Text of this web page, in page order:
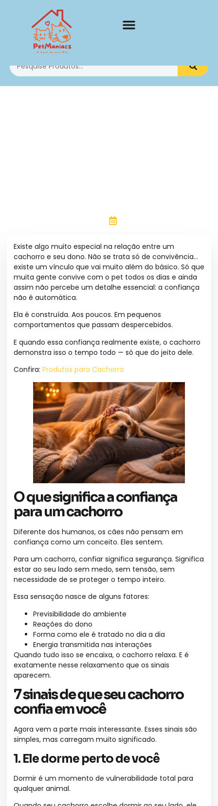
Existe algo muito especial na relação entre um
cachorro e seu dono. Não se trata só de convivência…
existe um vínculo que vai muito além do básico. Só que
muita gente convive com o pet todos os dias e ainda
assim não percebe um detalhe essencial: a confiança
não é automática.
Ela é construída. Aos poucos. Em pequenos
comportamentos que passam despercebidos.
E quando essa confiança realmente existe, o cachorro
demonstra isso o tempo todo — só que do jeito dele.
Confira: Produtos para Cachorro
O que significa a confiança
para um cachorro
Diferente dos humanos, os cães não pensam em
confiança como um conceito. Eles sentem.
Para um cachorro, confiar significa segurança. Significa
estar ao seu lado sem medo, sem tensão, sem
necessidade de se proteger o tempo inteiro.
Essa sensação nasce de alguns fatores:
Previsibilidade do ambiente
Reações do dono
Forma como ele é tratado no dia a dia
Energia transmitida nas interações
Quando tudo isso se encaixa, o cachorro relaxa. E é
exatamente nesse relaxamento que os sinais
aparecem.
7 sinais de que seu cachorro
confia em você
Agora vem a parte mais interessante. Esses sinais são
simples, mas carregam muito significado.
1. Ele dorme perto de você
Dormir é um momento de vulnerabilidade total para
qualquer animal.